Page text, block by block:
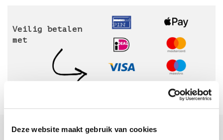
Deze website maakt gebruik van cookies
Veilig betalen
met
Sinds 2006 uw Mac specialist